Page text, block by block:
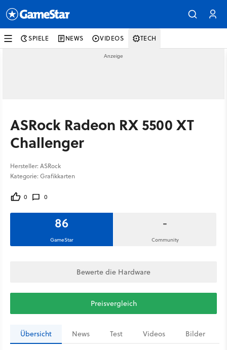
SPIELE NEWS VIDEOS TECH
ASRock Radeon RX 5500 XT
Challenger
Hersteller: ASRock
Kategorie: Grafikkarten
0 0
86
GameStar
-
Community
Bewerte die Hardware
Preisvergleich
Übersicht News Test Videos Bilder